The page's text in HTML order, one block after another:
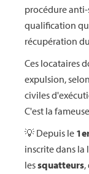
procédure anti-
qualification
récupération
Ces locataires
expulsion,
civiles
C'est la fameuse
💡 Depuis le
inscrite dans la
lessquatteurs